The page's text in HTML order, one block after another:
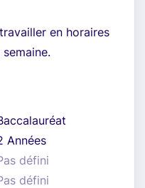
en horaires
Années
défini
défini